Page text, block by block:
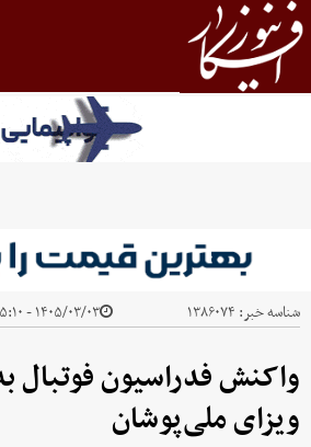
شناسه خبر: ۱۳۸۶۰۷۴ ۱۴۰۵/۰۳/۰۳ - ۰۵:۱۰
واکنش فدراسیون فوتبال
ویزای ملی‌پوشان